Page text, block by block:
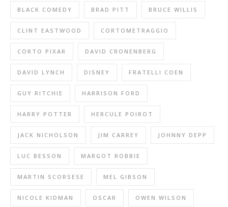
BLACK COMEDY BRAD PITT BRUCE WILLIS
CLINT EASTWOOD CORTOMETRAGGIO
CORTO PIXAR DAVID CRONENBERG
DAVID LYNCH DISNEY FRATELLI COEN
GUY RITCHIE HARRISON FORD
HARRY POTTER HERCULE POIROT
JACK NICHOLSON JIM CARREY JOHNNY DEPP
LUC BESSON MARGOT ROBBIE
MARTIN SCORSESE MEL GIBSON
NICOLE KIDMAN OSCAR OWEN WILSON